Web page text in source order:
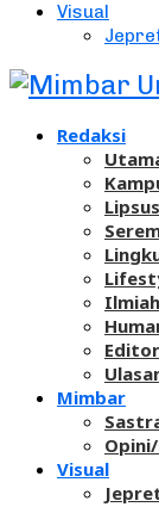
Visual
Redaksi
Lipsus
Ilmiah
Mimbar
Visual